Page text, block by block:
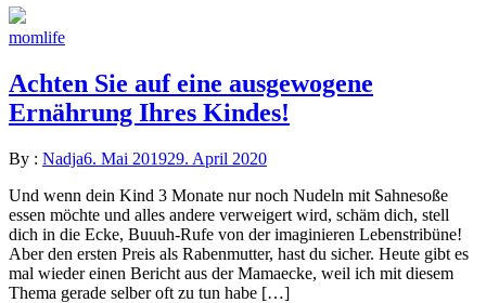
momlife
Achten Sie auf eine ausgewogene
Ernährung Ihres Kindes!
By : Nadja6. Mai 201929. April 2020
Und wenn dein Kind 3 Monate nur noch Nudeln mit Sahnesoße
essen möchte und alles andere verweigert wird, schäm dich, stell
dich in die Ecke, Buuuh-Rufe von der imaginieren Lebenstribüne!
Aber den ersten Preis als Rabenmutter, hast du sicher. Heute gibt es
mal wieder einen Bericht aus der Mamaecke, weil ich mit diesem
Thema gerade selber oft zu tun habe […]